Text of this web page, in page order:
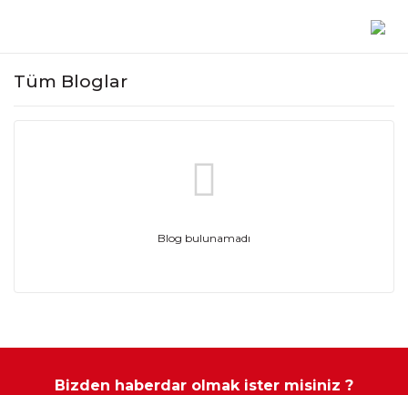
Tüm Bloglar
Blog bulunamadı
Bizden haberdar olmak ister misiniz ?